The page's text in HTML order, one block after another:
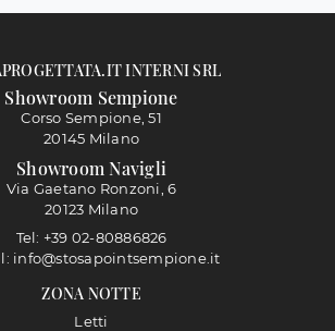
ZONA NOTTE
Letti
INTERNI SRL
Showroom Sempione
Corso Sempione, 51
20145 Milano
Showroom Navigli
Via Gaetano Ronzoni, 6
20123 Milano
Tel: +39 02-80886826
info@stosapointsempione.it